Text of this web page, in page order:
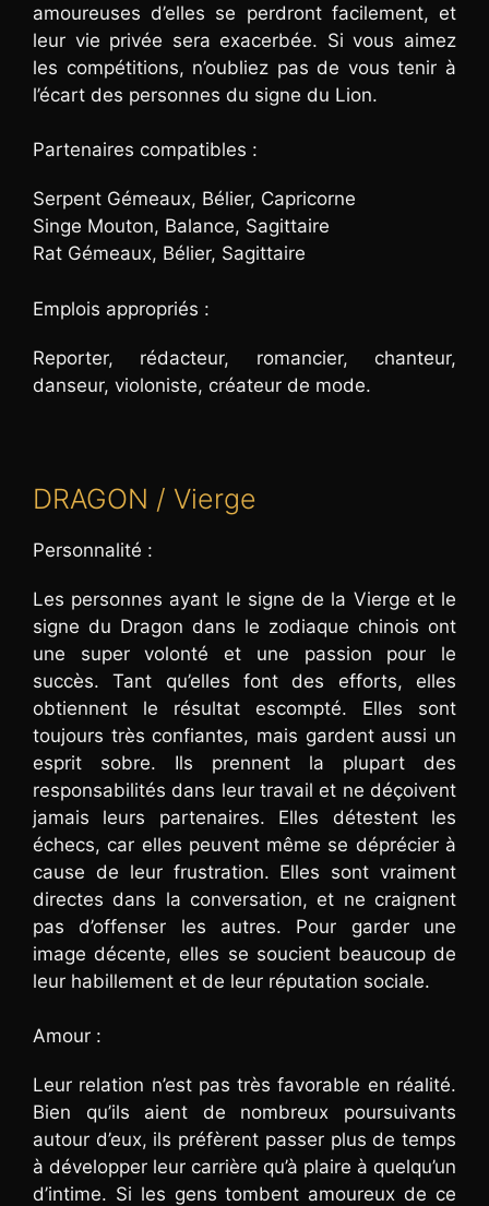
amoureuses d’elles se perdront facilement, et
leur vie privée sera exacerbée. Si vous aimez
les compétitions, n’oubliez pas de vous tenir à
l’écart des personnes du signe du Lion.
Partenaires compatibles :
Serpent Gémeaux, Bélier, Capricorne
Singe Mouton, Balance, Sagittaire
Rat Gémeaux, Bélier, Sagittaire
Emplois appropriés :
Reporter, rédacteur, romancier, chanteur,
danseur, violoniste, créateur de mode.
DRAGON / Vierge
Personnalité :
Les personnes ayant le signe de la Vierge et le
signe du Dragon dans le zodiaque chinois ont
une super volonté et une passion pour le
succès. Tant qu’elles font des efforts, elles
obtiennent le résultat escompté. Elles sont
toujours très confiantes, mais gardent aussi un
esprit sobre. Ils prennent la plupart des
responsabilités dans leur travail et ne déçoivent
jamais leurs partenaires. Elles détestent les
échecs, car elles peuvent même se déprécier à
cause de leur frustration. Elles sont vraiment
directes dans la conversation, et ne craignent
pas d’offenser les autres. Pour garder une
image décente, elles se soucient beaucoup de
leur habillement et de leur réputation sociale.
Amour :
Leur relation n’est pas très favorable en réalité.
Bien qu’ils aient de nombreux poursuivants
autour d’eux, ils préfèrent passer plus de temps
à développer leur carrière qu’à plaire à quelqu’un
d’intime. Si les gens tombent amoureux de ce